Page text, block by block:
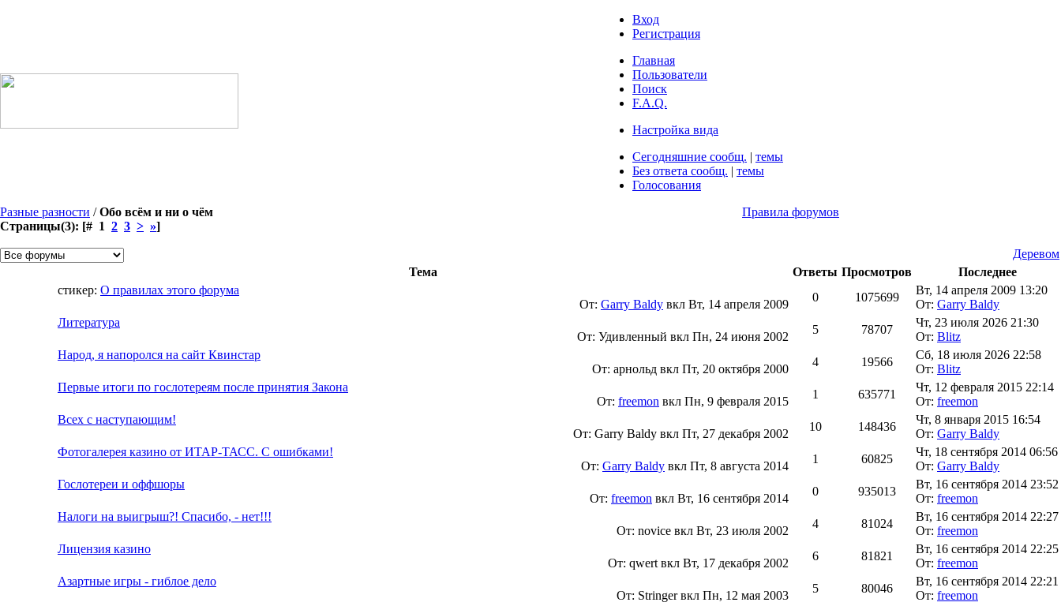
Вход
Регистрация
Главная
Пользователи
Поиск
F.A.Q.
Настройка вида
Сегодняшние сообщ. | темы
Без ответа сообщ. | темы
Голосования
Разные разности /Обо всём и ни о чём
Правила форумов
Страницы(3): [# 1 2 3 > »]
Деревом
Тема
Ответы Просмотров
Последнее
стикер: О правилах этого форума
От: Garry Baldy вкл Вт, 14 апреля 2009
0 1075699
Вт, 14 апреля 2009 13:20
От: Garry Baldy
Литература
От: Удивленный вкл Пн, 24 июня 2002
5 78707
Чт, 23 июля 2026 21:30
От: Blitz
Народ, я напоролся на сайт Квинстар
От: арнольд вкл Пт, 20 октября 2000
4 19566
Сб, 18 июля 2026 22:58
От: Blitz
Первые итоги по гослотереям после принятия Закона
От: freemon вкл Пн, 9 февраля 2015
1 635771
Чт, 12 февраля 2015 22:14
От: freemon
Всех с наступающим!
От: Garry Baldy вкл Пт, 27 декабря 2002
10 148436
Чт, 8 января 2015 16:54
От: Garry Baldy
Фотогалерея казино от ИТАР-ТАСС. С ошибками!
От: Garry Baldy вкл Пт, 8 августа 2014
1 60825
Чт, 18 сентября 2014 06:56
От: Garry Baldy
Гослотереи и оффшоры
От: freemon вкл Вт, 16 сентября 2014
0 935013
Вт, 16 сентября 2014 23:52
От: freemon
Налоги на выигрыш?! Спасибо, - нет!!!
От: novice вкл Вт, 23 июля 2002
4 81024
Вт, 16 сентября 2014 22:27
От: freemon
Лицензия казино
От: qwert вкл Вт, 17 декабря 2002
6 81821
Вт, 16 сентября 2014 22:25
От: freemon
Азартные игры - гиблое дело
От: Stringer вкл Пн, 12 мая 2003
5 80046
Вт, 16 сентября 2014 22:21
От: freemon